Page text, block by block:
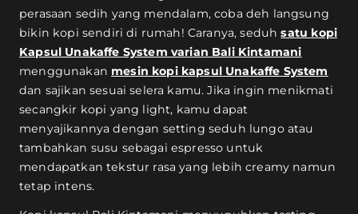
perasaan sedih yang mendalam, coba deh langsung
bikin kopi sendiri di rumah! Caranya, seduhsatu kopi
Kapsul Unakaffe System varian Bali Kintamani
menggunakan mesin kopi kapsul Unakaffe System
dan sajikan sesuai selera kamu. Jika ingin menikmati
secangkir kopi yang light, kamu dapat
menyajikannya dengan setting seduh lungo atau
tambahkan susu sebagai espresso untuk
mendapatkan tekstur rasa yang lebih creamy namun
tetap intens.